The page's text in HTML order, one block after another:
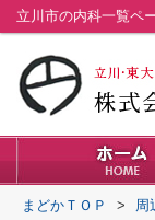
立川市の内科一覧ペ
まどかＴＯＰ > 周